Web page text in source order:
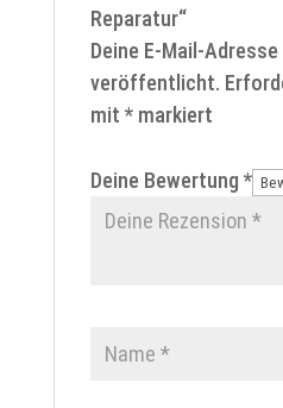
Reparatur“
Deine E-Mail-
veröffentlicht.
mit *markiert
Deine Bewertung *